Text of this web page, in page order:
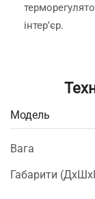
інтер’єр.
Модель
Вага
Габарити